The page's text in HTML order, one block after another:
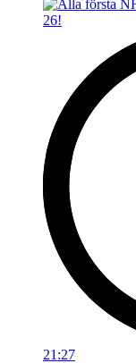
21:27